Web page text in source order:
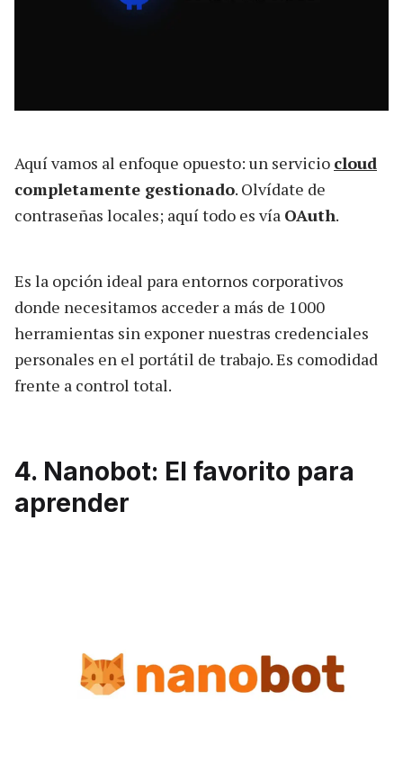
Aquí vamos al enfoque opuesto: un servicio cloud
completamente gestionado. Olvídate de
contraseñas locales; aquí todo es vía OAuth.
Es la opción ideal para entornos corporativos
donde necesitamos acceder a más de 1000
herramientas sin exponer nuestras credenciales
personales en el portátil de trabajo. Es comodidad
frente a control total.
4. Nanobot: El favorito para
aprender